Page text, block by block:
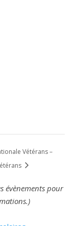
Vétérans –
évènements pour